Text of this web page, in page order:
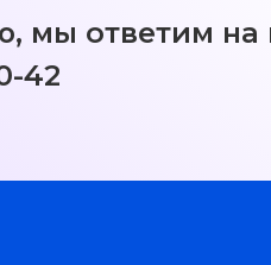
мы ответим
42